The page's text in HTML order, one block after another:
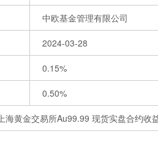
中欧基金管理有限公司
2024-03-28
0.15%
0.50%
黄金交易所Au99.99 现货实盘合约收